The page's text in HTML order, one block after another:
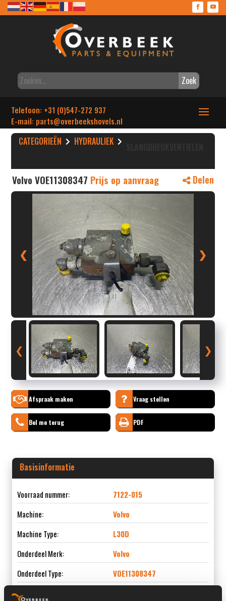
Zoek
Telefoon: +31 (0)547-272 937
E-mail: parts@overbeekshovels.nl
CATEGORIEËN HYDRAULIEK
Volvo VOE11308347 Prijs op aanvraag Delen
❮ ❯
❮ ❯
Afspraak maken Vraag stellen
Bel me terug PDF
Basisinformatie
Voorraad nummer:
7122-015
Machine:
Volvo
Machine Type:
L30D
Onderdeel Merk:
Volvo
Onderdeel Type:
VOE11308347
Onderdeel nummer: